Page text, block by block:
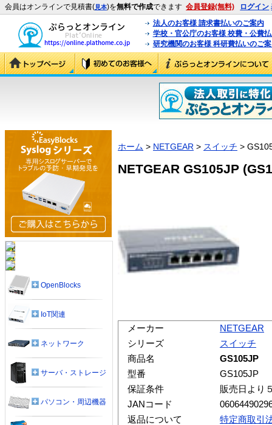
会員はオンラインで見積書(見本)を無料で作成できます 会員登録(無料) ログイン
法人のお客様 請求書払いのご案内
学校・官公庁のお客様 校費・公費
研究機関のお客様 科研費払いのご
ホーム > NETGEAR > スイッチ >
NETGEAR GS105JP
メーカー
NETGEAR
シリーズ
スイッチ
商品名
GS105JP
型番
GS105JP
保証条件
販売日より
JANコード
返品について
特定商取引
OpenBlocks
IoT関連
ネットワーク
サーバ・ストレージ
パソコン・周辺機器